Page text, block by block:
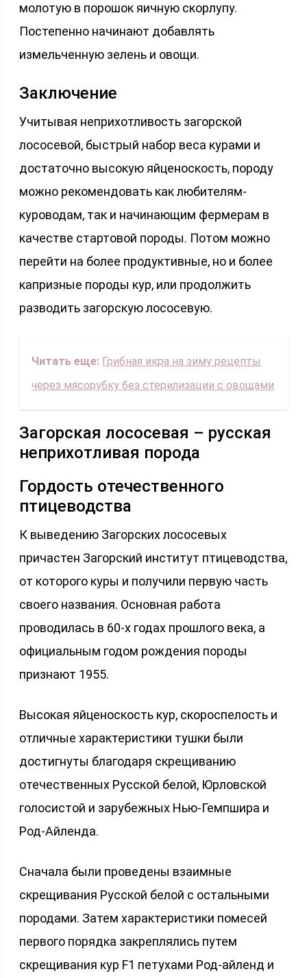
молотую в порошок яичную скорлупу.
Постепенно начинают добавлять
измельченную зелень и овощи.
Заключение
Учитывая неприхотливость загорской
лососевой, быстрый набор веса курами и
достаточно высокую яйценоскость, породу
можно рекомендовать как любителям-
куроводам, так и начинающим фермерам в
качестве стартовой породы. Потом можно
перейти на более продуктивные, но и более
капризные породы кур, или продолжить
разводить загорскую лососевую.
Читать еще: Грибная икра на зиму рецепты
через мясорубку без стерилизации с овощами
Загорская лососевая – русская
неприхотливая порода
Гордость отечественного
птицеводства
К выведению Загорских лососевых
причастен Загорский институт птицеводства,
от которого куры и получили первую часть
своего названия. Основная работа
проводилась в 60-х годах прошлого века, а
официальным годом рождения породы
признают 1955.
Высокая яйценоскость кур, скороспелость и
отличные характеристики тушки были
достигнуты благодаря скрещиванию
отечественных Русской белой, Юрловской
голосистой и зарубежных Нью-Гемпшира и
Род-Айленда.
Сначала были проведены взаимные
скрещивания Русской белой с остальными
породами. Затем характеристики помесей
первого порядка закреплялись путем
скрещивания кур F1 петухами Род-айленд и